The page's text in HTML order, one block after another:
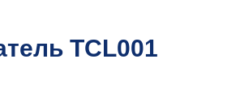
TCL001